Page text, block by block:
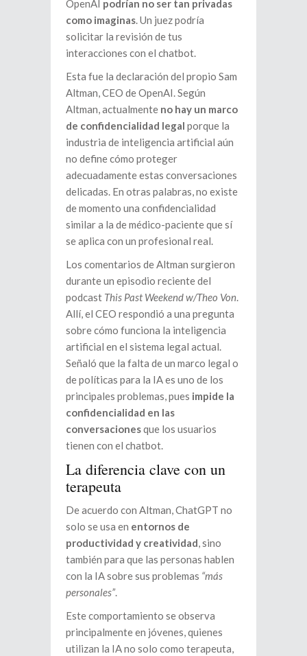
OpenAI podrían no ser tan privadas
como imaginas. Un juez podría
solicitar la revisión de tus
interacciones con el chatbot.
Esta fue la declaración del propio Sam
Altman, CEO de OpenAI. Según
Altman, actualmente no hay un marco
de confidencialidad legal porque la
industria de inteligencia artificial aún
no define cómo proteger
adecuadamente estas conversaciones
delicadas. En otras palabras, no existe
de momento una confidencialidad
similar a la de médico-paciente que sí
se aplica con un profesional real.
Los comentarios de Altman surgieron
durante un episodio reciente del
podcast This Past Weekend w/Theo Von.
Allí, el CEO respondió a una pregunta
sobre cómo funciona la inteligencia
artificial en el sistema legal actual.
Señaló que la falta de un marco legal o
de políticas para la IA es uno de los
principales problemas, pues impide la
confidencialidad en las
conversacionesque los usuarios
tienen con el chatbot.
La diferencia clave con un
terapeuta
De acuerdo con Altman, ChatGPT no
solo se usa en entornos de
productividad y creatividad, sino
también para que las personas hablen
con la IA sobre sus problemas “más
personales”.
Este comportamiento se observa
principalmente en jóvenes, quienes
utilizan la IA no solo como terapeuta,